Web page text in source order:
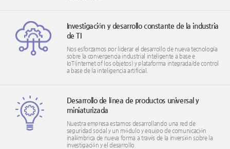
Investigación y desarrollo constante de la industria
de TI
Nos esforzamos por liderar el desarrollo de nueva tecnología
sobre la convergencia industrial inteligente a base e
IoT(internet of los objetos) y plataforma integrada/de control
a base de la inteligencia artificial.
Desarrollo de línea de productos universal y
miniaturizada
Nuestra empresa estamos desarrollando una red de
seguridad social y un módulo y equipo de comunicación
inalámbrica de nueva forma a través de la inversión sobre la
investigación y el desarrollo.